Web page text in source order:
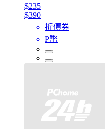
$235
$390
折價券
P幣